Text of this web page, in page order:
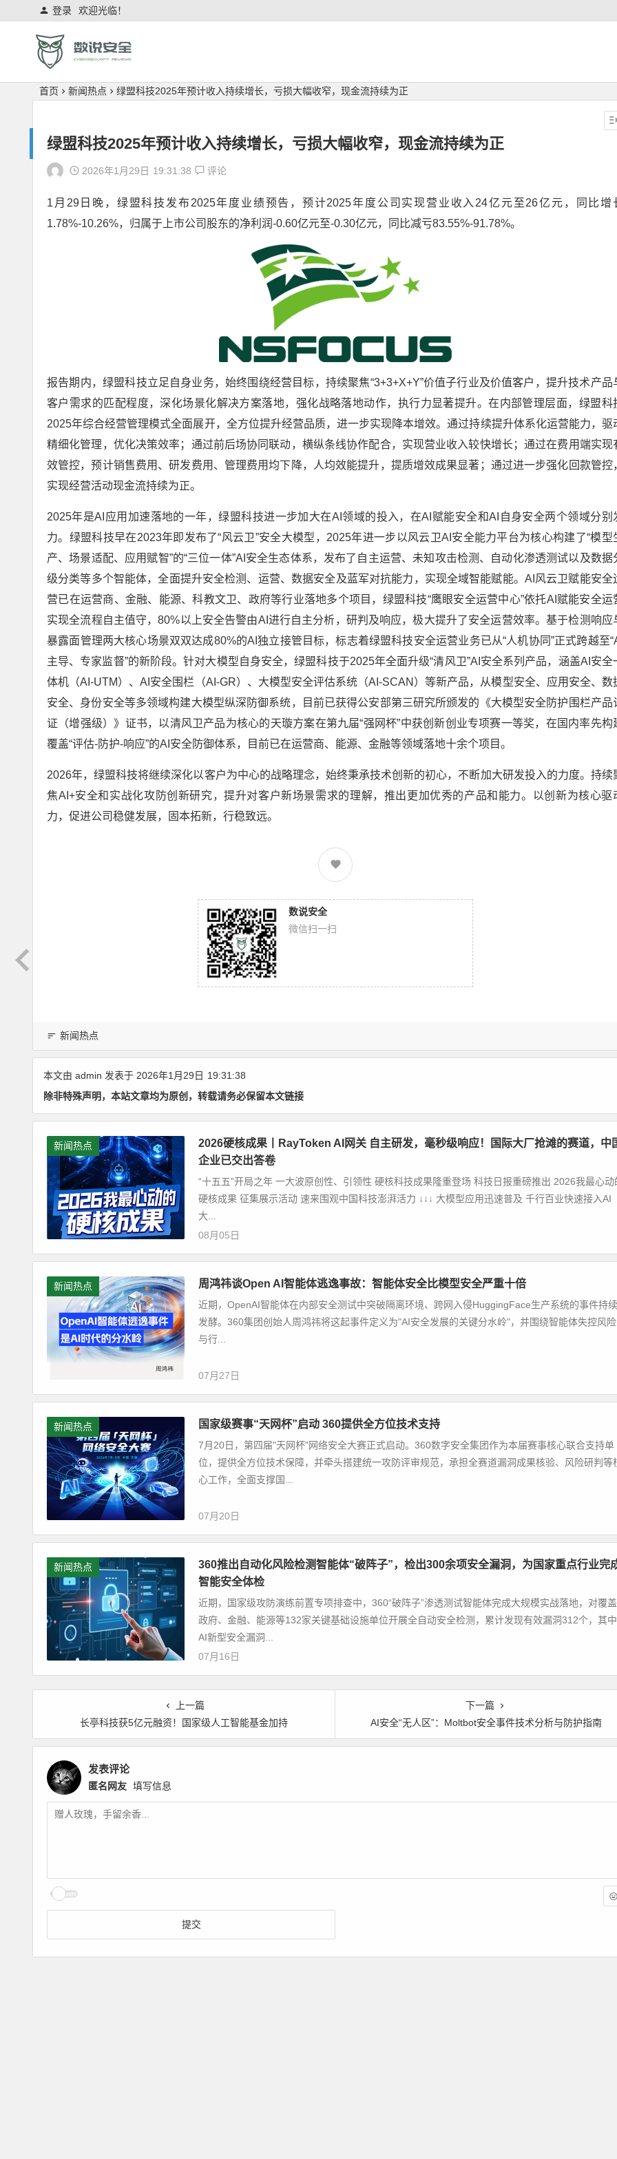
欢迎光临！
登录
首页 新闻热点 绿盟科技2025年预计收入持续增长，亏损大幅收窄，现金流持续为正
绿盟科技2025年预计收入持续增长，亏损大幅收窄，现金流持续为正
2026年1月29日 19:31:38 评论
1月29日晚，绿盟科技发布2025年度业绩预告，预计2025年度公司实现营业收入24亿元至26亿元，同比增
1.78%-10.26%，归属于上市公司股东的净利润-0.60亿元至-0.30亿元，同比减亏83.55%-91.78%。
报告期内，绿盟科技立足自身业务，始终围绕经营目标，持续聚焦“3+3+X+Y”价值子行业及价值客户，提升技术产品
客户需求的匹配程度，深化场景化解决方案落地，强化战略落地动作，执行力显著提升。在内部管理层面，绿盟科
2025年综合经营管理模式全面展开，全方位提升经营品质，进一步实现降本增效。通过持续提升体系化运营能力，驱
精细化管理，优化决策效率；通过前后场协同联动，横纵条线协作配合，实现营业收入较快增长；通过在费用端实现
效管控，预计销售费用、研发费用、管理费用均下降，人均效能提升，提质增效成果显著；通过进一步强化回款管控
实现经营活动现金流持续为正。
2025年是AI应用加速落地的一年，绿盟科技进一步加大在AI领域的投入，在AI赋能安全和AI自身安全两个领域分别
力。绿盟科技早在2023年即发布了“风云卫”安全大模型，2025年进一步以风云卫AI安全能力平台为核心构建了“模型
产、场景适配、应用赋智”的“三位一体”AI安全生态体系，发布了自主运营、未知攻击检测、自动化渗透测试以及数据
级分类等多个智能体，全面提升安全检测、运营、数据安全及蓝军对抗能力，实现全域智能赋能。AI风云卫赋能安全
营已在运营商、金融、能源、科教文卫、政府等行业落地多个项目，绿盟科技“鹰眼安全运营中心”依托AI赋能安全运
实现全流程自主值守，80%以上安全告警由AI进行自主分析，研判及响应，极大提升了安全运营效率。基于检测响应
暴露面管理两大核心场景双双达成80%的AI独立接管目标，标志着绿盟科技安全运营业务已从“人机协同”正式跨越至
主导、专家监督”的新阶段。针对大模型自身安全，绿盟科技于2025年全面升级“清风卫”AI安全系列产品，涵盖AI安全
体机（AI-UTM）、AI安全围栏（AI-GR）、大模型安全评估系统（AI-SCAN）等新产品，从模型安全、应用安全、数
安全、身份安全等多领域构建大模型纵深防御系统，目前已获得公安部第三研究所颁发的《大模型安全防护围栏产品
证（增强级）》证书，以清风卫产品为核心的天璇方案在第九届“强网杯”中获创新创业专项赛一等奖，在国内率先构
覆盖“评估-防护-响应”的AI安全防御体系，目前已在运营商、能源、金融等领域落地十余个项目。
2026年，绿盟科技将继续深化以客户为中心的战略理念，始终秉承技术创新的初心，不断加大研发投入的力度。持续
焦AI+安全和实战化攻防创新研究，提升对客户新场景需求的理解，推出更加优秀的产品和能力。以创新为核心驱
力，促进公司稳健发展，固本拓新，行稳致远。
数说安全
微信扫一扫
新闻热点
本文由 admin 发表于 2026年1月29日 19:31:38
除非特殊声明，本站文章均为原创，转载请务必保留本文链接
新闻热点
2026硬核成果丨RayToken AI网关 自主研发，毫秒级响应！国际大厂抢滩的赛道，中
企业已交出答卷
“十五五”开局之年 一大波原创性、引领性 硬核科技成果隆重登场 科技日报重磅推出 2026我最心动
硬核成果 征集展示活动 速来围观中国科技澎湃活力 ↓↓↓ 大模型应用迅速普及 千行百业快速接入AI
大...
08月05日
新闻热点 周鸿祎谈Open AI智能体逃逸事故：智能体安全比模型安全严重十倍
近期，OpenAI智能体在内部安全测试中突破隔离环境、跨网入侵HuggingFace生产系统的事件持续
发酵。360集团创始人周鸿祎将这起事件定义为"AI安全发展的关键分水岭"，并围绕智能体失控风险
与行...
07月27日
新闻热点 国家级赛事“天网杯”启动 360提供全方位技术支持
7月20日，第四届"天网杯"网络安全大赛正式启动。360数字安全集团作为本届赛事核心联合支持单
位，提供全方位技术保障，并牵头搭建统一攻防评审规范，承担全赛道漏洞成果核验、风险研判等
心工作，全面支撑国...
07月20日
新闻热点
360推出自动化风险检测智能体“破阵子”，检出300余项安全漏洞，为国家重点行业完
智能安全体检
近期，国家级攻防演练前置专项排查中，360“破阵子”渗透测试智能体完成大规模实战落地，对覆盖
政府、金融、能源等132家关键基础设施单位开展全自动安全检测，累计发现有效漏洞312个，其中
AI新型安全漏洞...
07月16日
上一篇
长亭科技获5亿元融资！国家级人工智能基金加持
下一篇
AI安全“无人区”：Moltbot安全事件技术分析与防护指南
发表评论
匿名网友 填写信息